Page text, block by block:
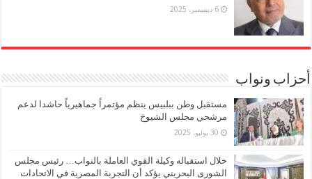
6 ديسمبر، 2025
أحزاب ونواب
مستقبل وطن ببلبيس ينظم مؤتمراً جماهيرياً حاشدا لدعم
مرشحي مجلس الشيوخ
30 يوليو، 2025
خلال استقباله وكيلة القوي العاملة بالنواب… رئيس مجلس
الشورى البحريني يؤكد أن التجربة المصرية في الاتحادات